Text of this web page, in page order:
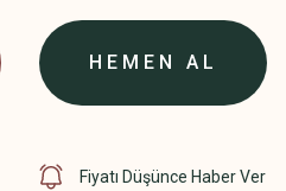
HEMEN AL
Fiyatı Düşünce Haber Ver